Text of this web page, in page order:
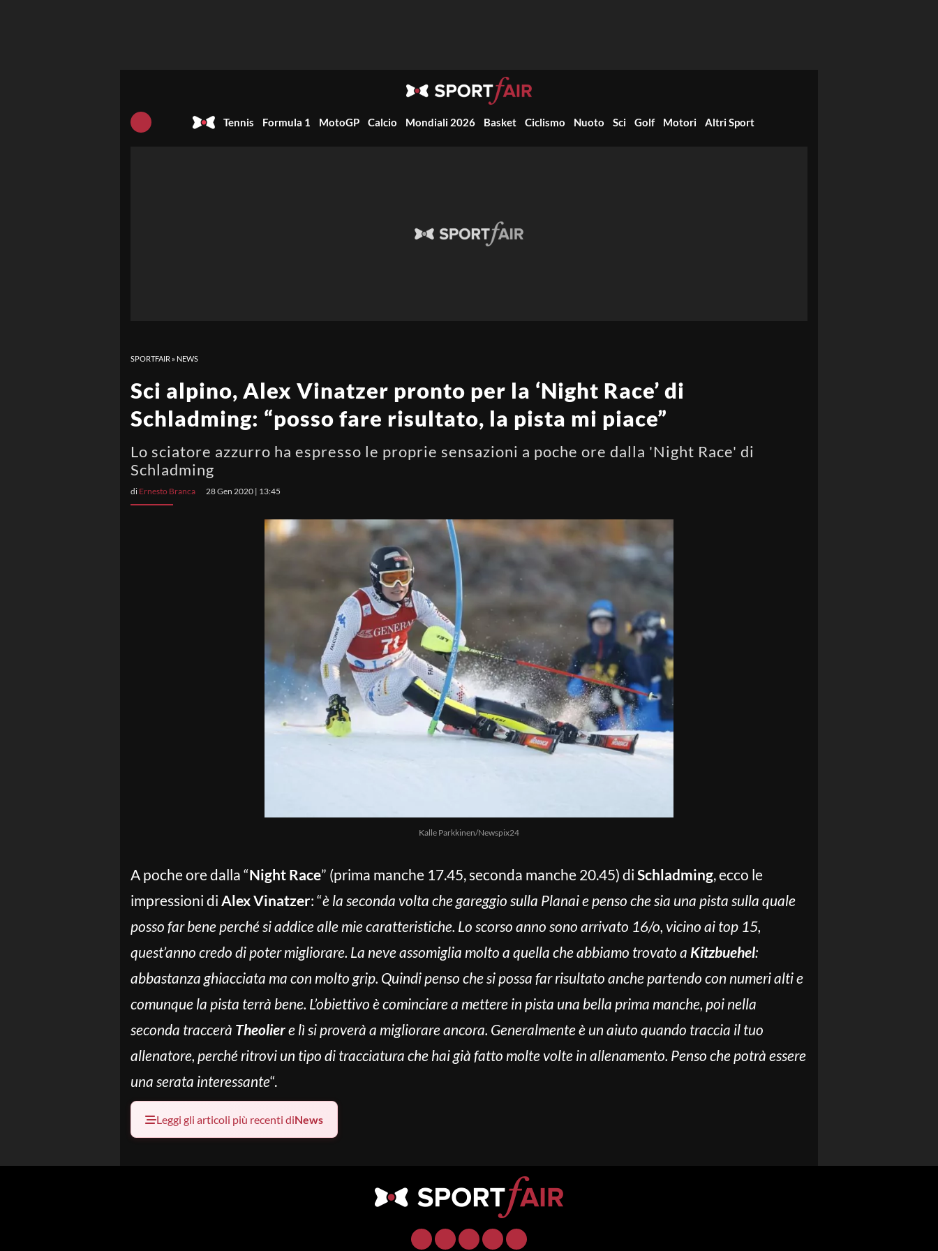
Tennis Formula 1 MotoGP Calcio Mondiali 2026 Basket Ciclismo Nuoto Sci Golf Motori Altri Sport
SPORTFAIR » NEWS
Sci alpino, Alex Vinatzer pronto per la ‘Night Race’ di
Schladming: “posso fare risultato, la pista mi piace”
Lo sciatore azzurro ha espresso le proprie sensazioni a poche ore dalla 'Night Race' di
Schladming
di Ernesto Branca 28 Gen 2020 | 13:45
Kalle Parkkinen/Newspix24
A poche ore dalla “Night Race” (prima manche 17.45, seconda manche 20.45) di Schladming, ecco le
impressioni di Alex Vinatzer: “è la seconda volta che gareggio sulla Planai e penso che sia una pista sulla quale
posso far bene perché si addice alle mie caratteristiche. Lo scorso anno sono arrivato 16/o, vicino ai top 15,
quest’anno credo di poter migliorare. La neve assomiglia molto a quella che abbiamo trovato a Kitzbuehel:
abbastanza ghiacciata ma con molto grip. Quindi penso che si possa far risultato anche partendo con numeri alti e
comunque la pista terrà bene. L’obiettivo è cominciare a mettere in pista una bella prima manche, poi nella
seconda traccerà Theoliere lì si proverà a migliorare ancora. Generalmente è un aiuto quando traccia il tuo
allenatore, perché ritrovi un tipo di tracciatura che hai già fatto molte volte in allenamento. Penso che potrà essere
una serata interessante“.
Leggi gli articoli più recenti diNews